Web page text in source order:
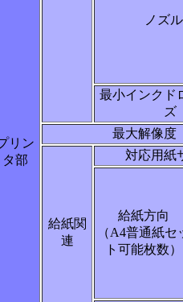
リン
タ部
ノズ
最小インクド
ズ
最大解像度
給紙関
連
対応用紙
給紙方向
（A4普通紙セ
ト可能枚数）